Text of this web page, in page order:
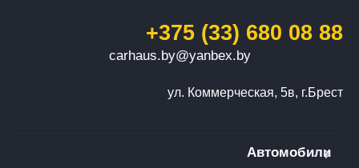
+375 (33) 680 08 88
carhaus.by@yanbex.by
ул. Коммерческая, 5в, г.Брест
Автомобили